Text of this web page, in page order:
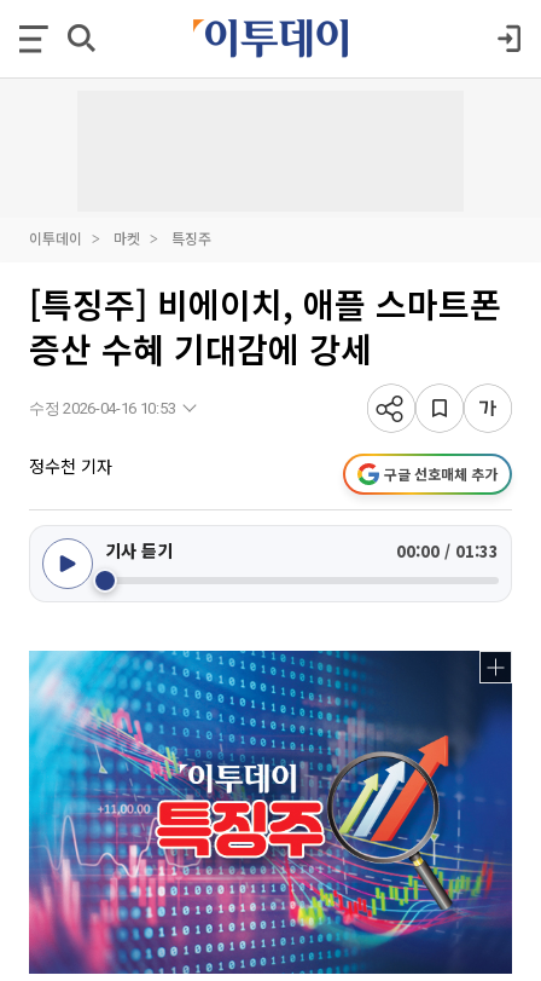
이투데이 마켓 특징주
[특징주] 비에이치, 애플 스마트폰
증산 수혜 기대감에 강세
수정 2026-04-16 10:53
정수천 기자 구글 선호매체 추가
기사 듣기 00:00 / 01:33